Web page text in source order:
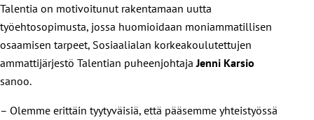
Talentia on motivoitunut rakentamaan uutta
työehtosopimusta, jossa huomioidaan moniammatillisen
osaamisen tarpeet, Sosiaalialan korkeakoulutettujen
ammattijärjestö Talentian puheenjohtaja Jenni Karsio
sanoo.
– Olemme erittäin tyytyväisiä, että pääsemme yhteistyössä